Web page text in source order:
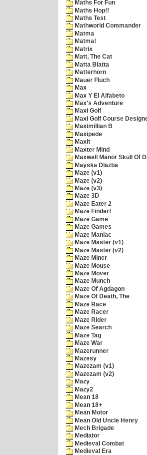
Maths For Fun
Maths Hop!!
Maths Test
Mathworld Commander
Matma
Matma!
Matrix
Matt, The Cat
Matta Blatta
Matterhorn
Mauer Fluch
Max
Max Y El Alfabeto
Max's Adventure
Maxi Golf
Maxi Golf Course
Maximillian B
Maxipede
Maxit
Maxter Mind
Maxwell Manor Skull Of
Mayska Dlazba
Maze (v1)
Maze (v2)
Maze (v3)
Maze 3D
Maze Eater 2
Maze Finder!
Maze Game
Maze Games
Maze Maniac
Maze Master (v1)
Maze Master (v2)
Maze Miner
Maze Mouse
Maze Mover
Maze Munch
Maze Of Agdagon
Maze Of Death, The
Maze Race
Maze Racer
Maze Rider
Maze Search
Maze Tag
Maze War
Mazerunner
Mazesy
Mazezam (v1)
Mazezam (v2)
Mazy
Mazy2
Mean 18
Mean 18+
Mean Motor
Mean Old Uncle Henry
Mech Brigade
Mediator
Medieval Combat
Medieval Era